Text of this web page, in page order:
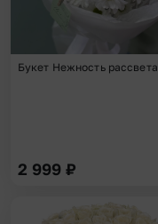
Букет Нежность рассвета
2 999 ₽